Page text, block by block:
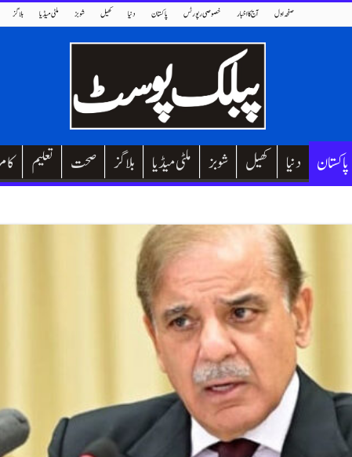
بلاگز ملٹی میڈیا شوبز کھیل دنیا پاکستان خصوصی رپورٹس آج کا اخبار صفحہ اول
تعلیم صحت بلاگز ملٹی میڈیا شوبز کھیل دنیا پاکستان